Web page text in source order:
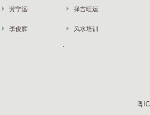
芳宁远
李俊辉
择吉旺运
风水培训
粤